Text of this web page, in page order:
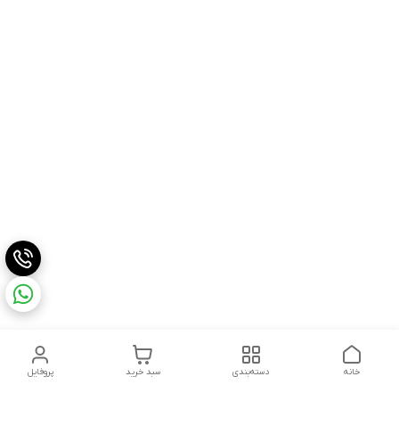
پروفایل سبد خرید دسته‌بندی خانه